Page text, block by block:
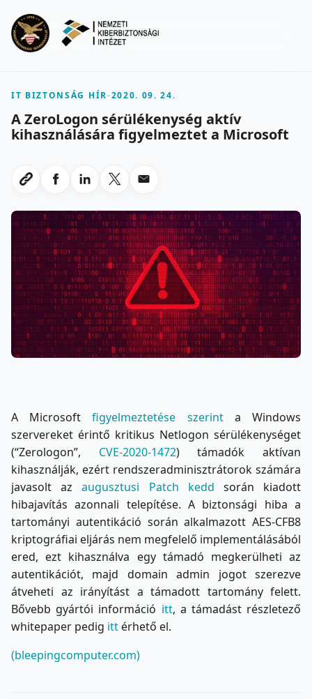
IT BIZTONSÁG HÍR-2020. 09. 24.
A ZeroLogon sérülékenység aktív
kihasználására figyelmeztet a Microsoft
Link masolasa
Megosztas Facebookon
Megosztas LinkedInen
Megosztas X-en
Megosztas emailben
A Microsoftfigyelmeztetése szerinta Windows
szervereket érintő kritikus Netlogon sérülékenységet
(“Zerologon”, CVE-2020-1472) támadók aktívan
kihasználják, ezért rendszeradminisztrátorok számára
javasolt azaugusztusi Patch kedd során kiadott
hibajavítás azonnali telepítése. A biztonsági hiba a
tartományi autentikáció során alkalmazott AES-CFB8
kriptográfiai eljárás nem megfelelő implementálásából
ered, ezt kihasználva egy támadó megkerülheti az
autentikációt, majd domain admin jogot szerezve
átveheti az irányítást a támadott tartomány felett.
Bővebb gyártói információ itt, a támadást részletező
whitepaper pedig itt érhető el.
(bleepingcomputer.com)